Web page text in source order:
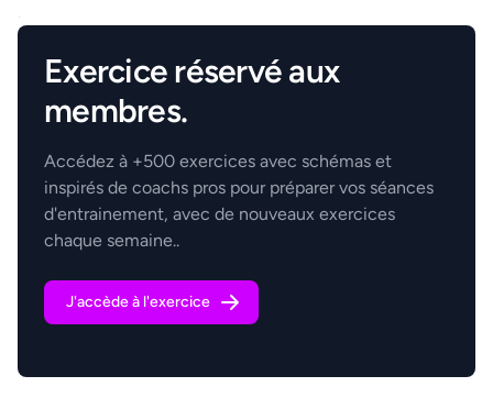
.
Exercice réservé aux
membres.
Accédez à +500 exercices avec schémas et
inspirés de coachs pros pour préparer vos séances
d'entrainement, avec de nouveaux exercices
chaque semaine..
J'accède à l'exercice